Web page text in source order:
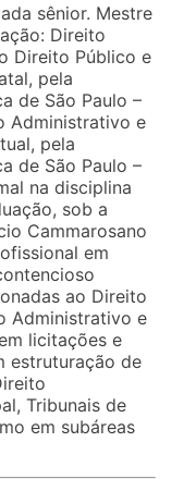
sênior. Mestre
Direito
Direito Público e
pela
de São Paulo –
Administrativo e
pela
de São Paulo –
na disciplina
sob a
Cammarosano
em
ao Direito
Administrativo e
licitações e
estruturação de
Tribunais de
em subáreas